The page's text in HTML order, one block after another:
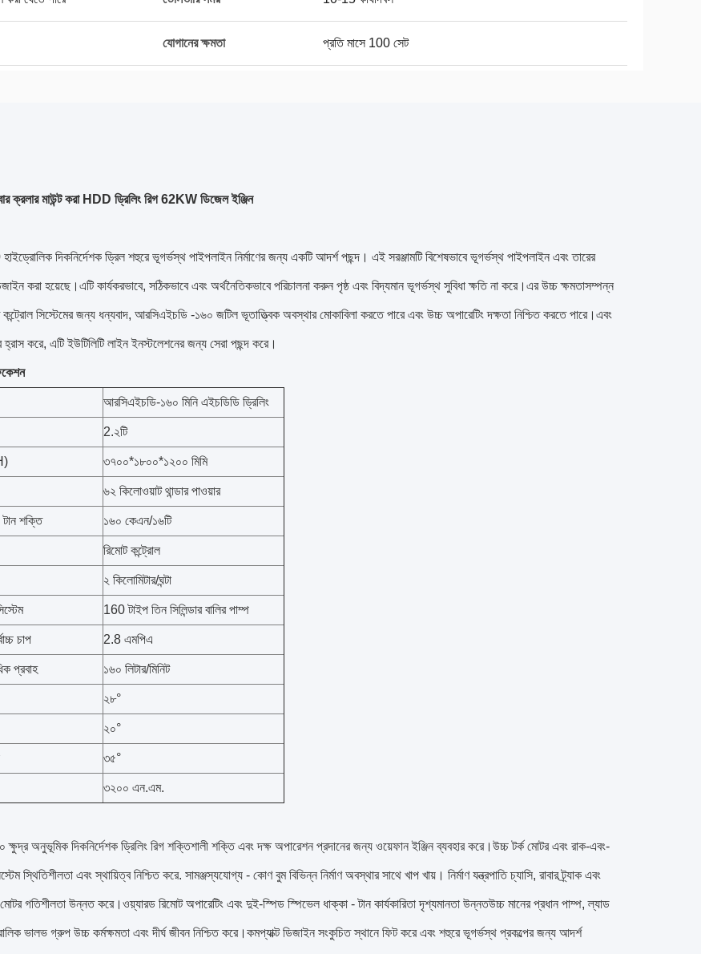
যোগানের ক্ষমতা প্রতি মাসে 100 সেট
ক্রলার মাউন্ট করা HDD ড্রিলিং রিগ 62KW ডিজেল ইঞ্জিন
দিকনির্দেশক ড্রিল শহুরে ভূগর্ভস্থ পাইপলাইন নির্মাণের জন্য একটি আদর্শ পছন্দ। এই সরঞ্জামটি বিশেষভাবে ভূগর্ভস্থ পাইপলাইন এবং তারের
করা হয়েছে।এটি কার্যকরভাবে, সঠিকভাবে এবং অর্থনৈতিকভাবে পরিচালনা করুন পৃষ্ঠ এবং বিদ্যমান ভূগর্ভস্থ সুবিধা ক্ষতি না করে।এর উচ্চ ক্ষমতাসম্পন্ন
সিস্টেমের জন্য ধন্যবাদ, আরসিএইচডি -১৬০ জটিল ভূতাত্ত্বিক অবস্থার মোকাবিলা করতে পারে এবং উচ্চ অপারেটিং দক্ষতা নিশ্চিত করতে পারে।এবং
করে, এটি ইউটিলিটি লাইন ইনস্টলেশনের জন্য সেরা পছন্দ করে।
আরসিএইচডি-১৬০ মিনি এইচডিডি ড্রিলিং
2.২টি
৩৭০০*১৮০০*১২০০ মিমি
৬২ কিলোওয়াট থান্ডার পাওয়ার
টান শক্তি ১৬০ কেএন/১৬টি
রিমোট কন্ট্রোল
২ কিলোমিটার/ঘন্টা
160 টাইপ তিন সিলিন্ডার বালির পাম্প
চাপ 2.8 এমপিএ
প্রবাহ ১৬০ লিটার/মিনিট
২৮°
২০°
৩৫°
৩২০০ এন.এম.
অনুভূমিক দিকনির্দেশক ড্রিলিং রিগ শক্তিশালী শক্তি এবং দক্ষ অপারেশন প্রদানের জন্য ওয়েফান ইঞ্জিন ব্যবহার করে।উচ্চ টর্ক মোটর এবং রাক-এবং-
স্থিতিশীলতা এবং স্থায়িত্ব নিশ্চিত করে. সামঞ্জস্যযোগ্য - কোণ বুম বিভিন্ন নির্মাণ অবস্থার সাথে খাপ খায়। নির্মাণ যন্ত্রপাতি চ্যাসি, রাবার ট্র্যাক এবং
গতিশীলতা উন্নত করে।ওয়্যারড রিমোট অপারেটিং এবং দুই-স্পিড স্পিভেল ধাক্কা - টান কার্যকারিতা দৃশ্যমানতা উন্নতউচ্চ মানের প্রধান পাম্প, ল্যাড
ভালভ গ্রুপ উচ্চ কর্মক্ষমতা এবং দীর্ঘ জীবন নিশ্চিত করে।কমপ্যাক্ট ডিজাইন সংকুচিত স্থানে ফিট করে এবং শহুরে ভূগর্ভস্থ প্রকল্পের জন্য আদর্শ